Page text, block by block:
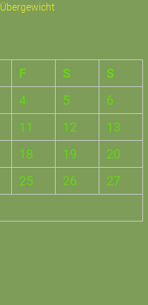
Übergewicht
F S
S
4 5
6
11 12
13
18 19
20
25 26
27